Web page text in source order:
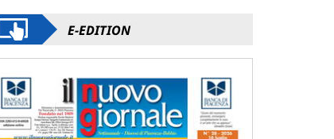
E-EDITION